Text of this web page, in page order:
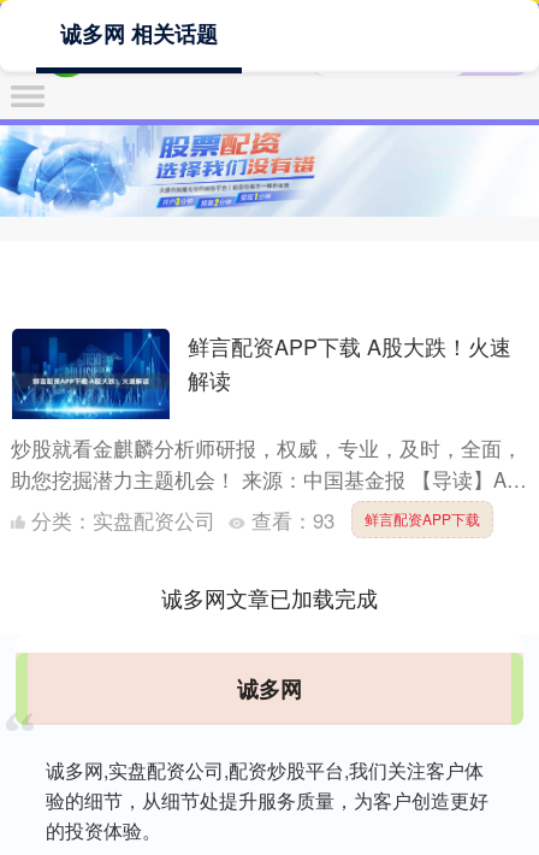
诚多网 相关话题
鲜言配资APP下载 A股大跌！火速
解读
炒股就看金麒麟分析师研报，权威，专业，及时，全面，
助您挖掘潜力主题机会！ 来源：中国基金报 【导读】A股
大跌，公募研判后市：“牛市的基础没有发生改变！” 中国
分类： 实盘配资公司 查看： 93 鲜言配资APP下载
诚多网文章已加载完成
诚多网
诚多网,实盘配资公司,配资炒股平台,我们关注客户体
验的细节，从细节处提升服务质量，为客户创造更好
的投资体验。